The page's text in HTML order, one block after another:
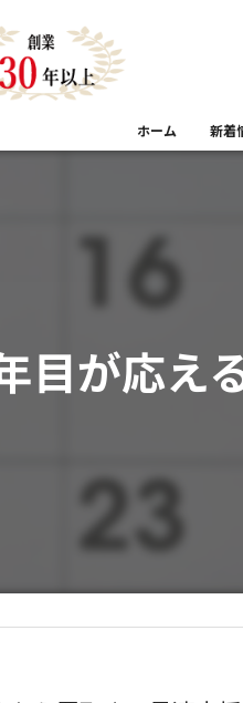
ホーム 新着
目が応え